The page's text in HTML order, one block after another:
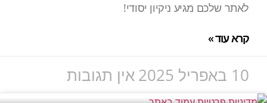
לאתר שלכם מגיע ניקיון יסודי!
קרא עוד »
10 באפריל 2025 אין תגובות